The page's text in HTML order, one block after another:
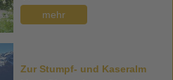
mehr
Zur Stumpf- und Kaseralm